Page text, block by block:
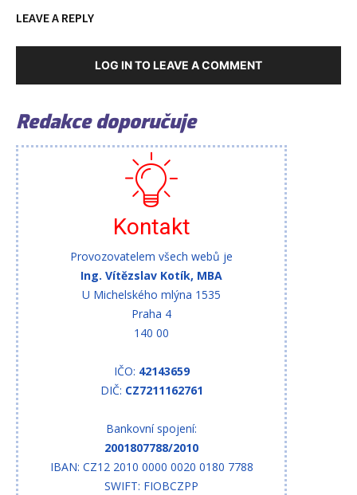
LEAVE A REPLY
LOG IN TO LEAVE A COMMENT
Redakce doporučuje
Kontakt
Provozovatelem všech webů je
Ing. Vítězslav Kotík, MBA
U Michelského mlýna 1535
Praha 4
140 00
IČO: 42143659
DIČ: CZ7211162761
Bankovní spojení:
2001807788/2010
IBAN: CZ12 2010 0000 0020 0180 7788
SWIFT: FIOBCZPP